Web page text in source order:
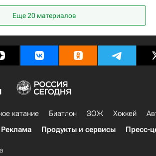
Кингсли Коман
Аль-Наср
Иттифак
Еще 20 материалов
катание Биатлон ЗОЖ Хоккей
Реклама Продукты и сервисы Пресс-